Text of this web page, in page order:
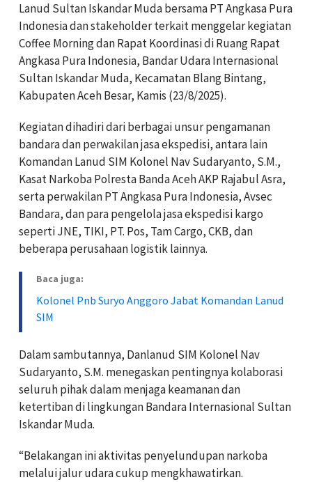
Lanud Sultan Iskandar Muda bersama PT Angkasa Pura
Indonesia dan stakeholder terkait menggelar kegiatan
Coffee Morning dan Rapat Koordinasi di Ruang Rapat
Angkasa Pura Indonesia, Bandar Udara Internasional
Sultan Iskandar Muda, Kecamatan Blang Bintang,
Kabupaten Aceh Besar, Kamis (23/8/2025).
Kegiatan dihadiri dari berbagai unsur pengamanan
bandara dan perwakilan jasa ekspedisi, antara lain
Komandan Lanud SIM Kolonel Nav Sudaryanto, S.M.,
Kasat Narkoba Polresta Banda Aceh AKP Rajabul Asra,
serta perwakilan PT Angkasa Pura Indonesia, Avsec
Bandara, dan para pengelola jasa ekspedisi kargo
seperti JNE, TIKI, PT. Pos, Tam Cargo, CKB, dan
beberapa perusahaan logistik lainnya.
Baca juga:
Kolonel Pnb Suryo Anggoro Jabat Komandan Lanud
SIM
Dalam sambutannya, Danlanud SIM Kolonel Nav
Sudaryanto, S.M. menegaskan pentingnya kolaborasi
seluruh pihak dalam menjaga keamanan dan
ketertiban di lingkungan Bandara Internasional Sultan
Iskandar Muda.
“Belakangan ini aktivitas penyelundupan narkoba
melalui jalur udara cukup mengkhawatirkan.